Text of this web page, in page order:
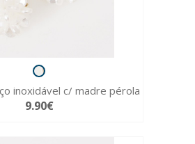
inoxidável c/ madre pérola
9.90€